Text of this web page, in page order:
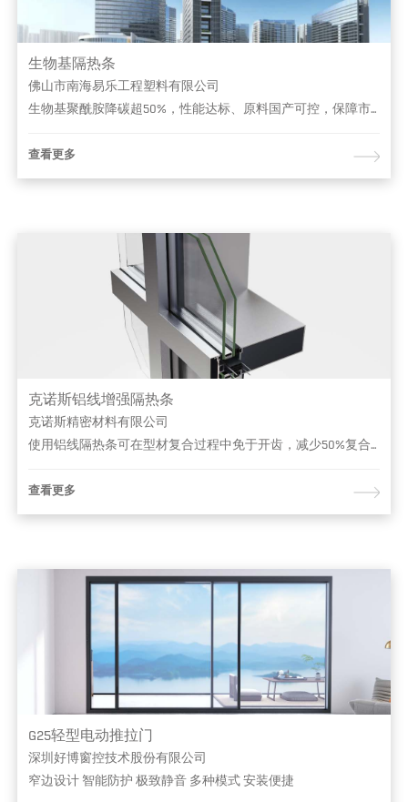
生物基隔热条
佛山市南海易乐工程塑料有限公司
生物基聚酰胺降碳超50%，性能达标、原料国产可控，保障市场品质。
查看更多
克诺斯铝线增强隔热条
克诺斯精密材料有限公司
使用铝线隔热条可在型材复合过程中免于开齿，减少50%复合型材加工时间，生产效率及稳定性大幅度提升。
查看更多
G25轻型电动推拉门
深圳好博窗控技术股份有限公司
窄边设计 智能防护 极致静音 多种模式 安装便捷